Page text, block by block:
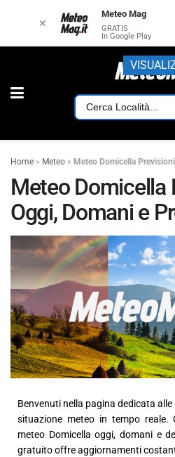
Home » Meteo » Meteo Domicella
Meteo Domicella
Oggi, Domani e
Benvenuti nella pagina dedicata
situazione meteo in tempo
meteo Domicella oggi, domani e
gratuito offre aggiornamenti
✕
Meteo Mag
GRATIS
In Google Play